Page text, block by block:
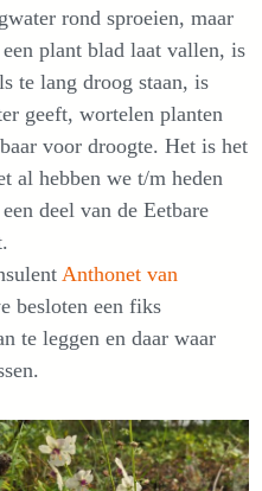
rond sproeien, maar
plant blad laat vallen, is
te lang droog staan, is
geeft, wortelen planten
voor droogte. Het is het
al hebben we t/m heden
deel van de Eetbare
Anthonet van
besloten een fiks
te leggen en daar waar